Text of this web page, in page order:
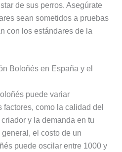
de sus perros. Asegúrate
sean sometidos a pruebas
con los estándares de la
Boloñés en España y el
puede variar
como la calidad del
y la demanda en tu
el costo de un
puede oscilar entre 1000 y